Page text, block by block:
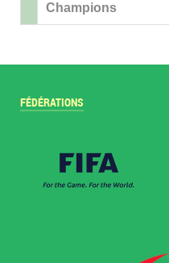
Champions
FÉDÉRATIONS